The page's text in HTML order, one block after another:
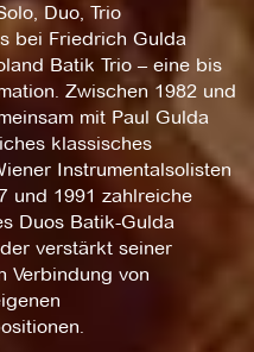
Duo, Trio
bei Friedrich Gulda
Batik Trio – eine bis
Zwischen 1982 und
mit Paul Gulda
klassisches
Instrumentalsolisten
und 1991 zahlreiche
Duos Batik-Gulda
verstärkt seiner
Verbindung von